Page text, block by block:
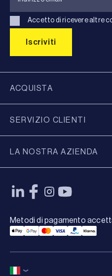
Accetto di ricevere altre
ACQUISTA
SERVIZIO CLIENTI
LA NOSTRA AZIENDA
Metodi di pagamento
Applepay Payment
Googlepay Payment
Mastercard Payment
Visa Payment
PaypalKlarna